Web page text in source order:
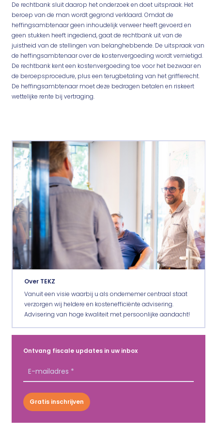
De rechtbank sluit daarop het onderzoek en doet uitspraak. Het
beroep van de man wordt gegrond verklaard. Omdat de
heffingsambtenaar geen inhoudelijk verweer heeft gevoerd en
geen stukken heeft ingediend, gaat de rechtbank uit van de
juistheid van de stellingen van belanghebbende. De uitspraak van
de heffingsambtenaar over de kostenvergoeding wordt vernietigd.
De rechtbank kent een kostenvergoeding toe voor het bezwaar en
de beroepsprocedure, plus een terugbetaling van het griffierecht.
De heffingsambtenaar moet deze bedragen betalen en riskeert
wettelijke rente bij vertraging.
Over TEKZ
Vanuit een visie waarbij u als ondernemer centraal staat
verzorgen wij heldere en kostenefficiënte advisering.
Advisering van hoge kwaliteit met persoonlijke aandacht!
Ontvang fiscale updates in uw inbox
Gratis inschrijven